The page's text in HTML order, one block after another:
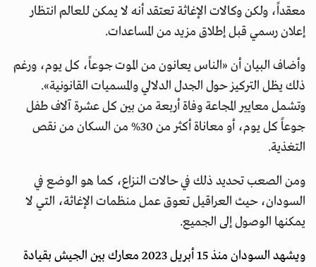
معقداً، ولكن وكالات الإغاثة تعتقد أنه لا يمكن للعالم انتظار
إعلان رسمي قبل إطلاق مزيد من المساعدات.
وأضاف البيان أن «الناس يعانون من الموت جوعاً، كل يوم، ورغم
ذلك يظل التركيز حول الجدل الدلالي والمسميات القانونية».
وتشمل معايير المجاعة وفاة أربعة من بين كل عشرة آلاف طفل
جوعاً كل يوم، أو معاناة أكثر من 30% من السكان من نقص
التغذية.
ومن الصعب تحديد ذلك في حالات النزاع، كما هو الوضع في
السودان، حيث العراقيل تعوق عمل منظمات الإغاثة، التي لا
يمكنها الوصول إلى الجميع.
ويشهد السودان منذ 15 أبريل 2023 معارك بين الجيش بقيادة